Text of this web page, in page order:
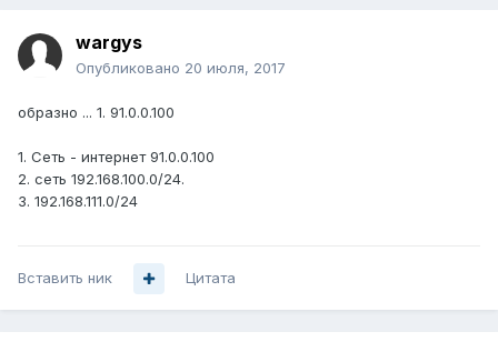
wargys
Опубликовано 20 июля, 2017
образно ... 1. 91.0.0.100
1. Сеть - интернет 91.0.0.100
2. сеть 192.168.100.0/24.
3. 192.168.111.0/24
Вставить ник Цитата